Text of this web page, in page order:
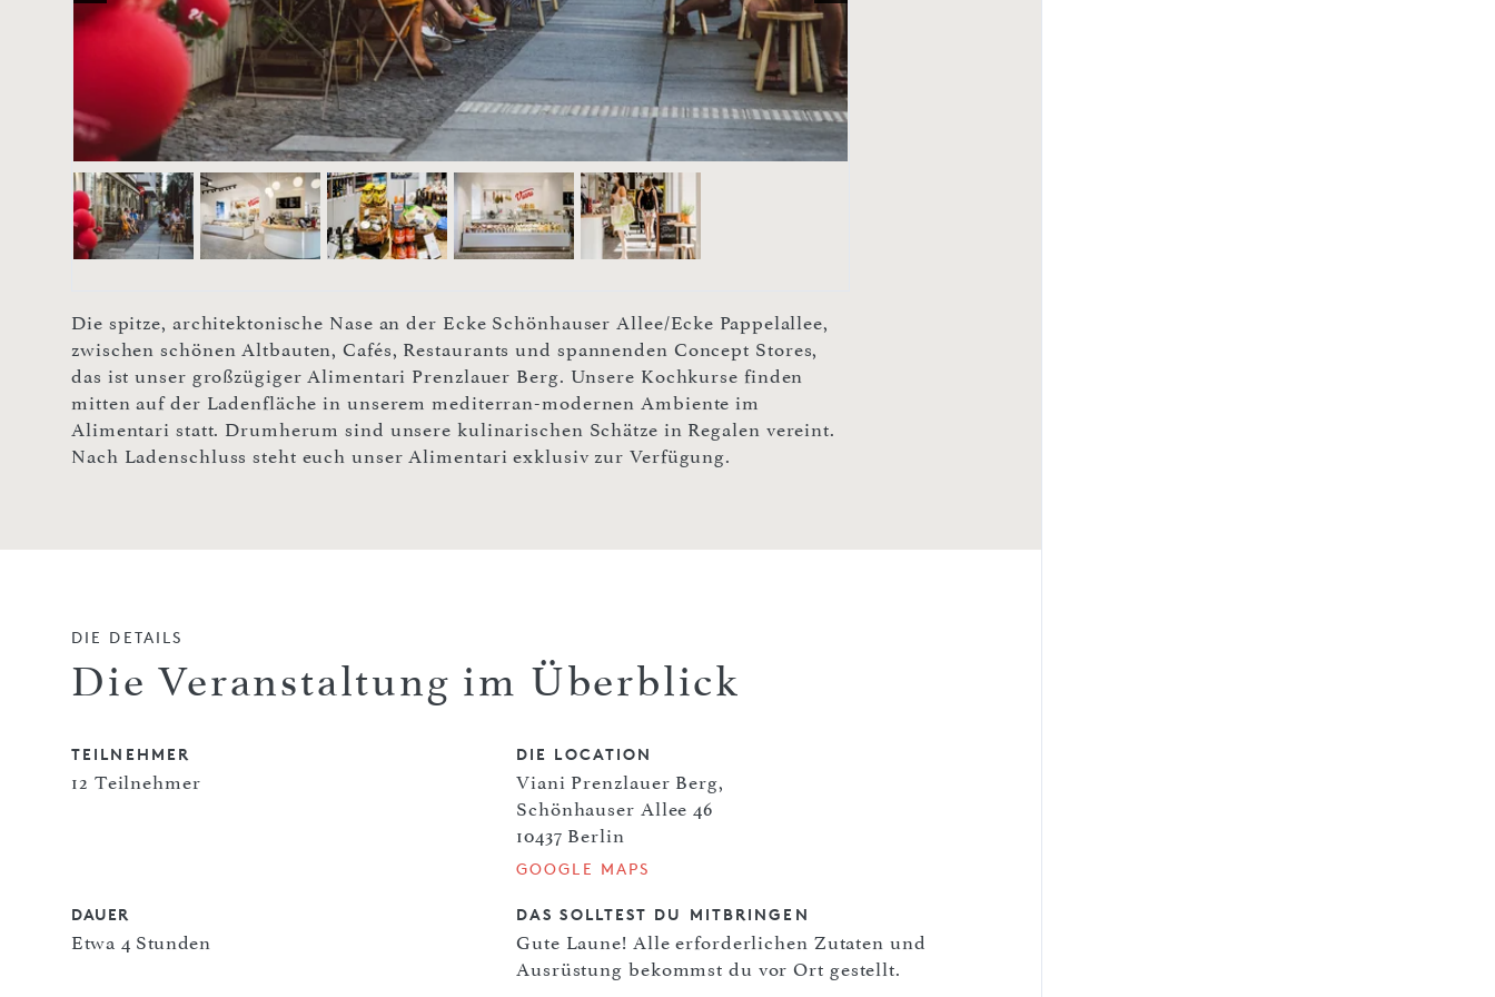
Die spitze, architektonische Nase an der Ecke Schönhauser Allee/Ecke Pappelallee,
zwischen schönen Altbauten, Cafés, Restaurants und spannenden Concept Stores,
das ist unser großzügiger Alimentari Prenzlauer Berg. Unsere Kochkurse finden
mitten auf der Ladenfläche in unserem mediterran-modernen Ambiente im
Alimentari statt. Drumherum sind unsere kulinarischen Schätze in Regalen vereint.
Nach Ladenschluss steht euch unser Alimentari exklusiv zur Verfügung.
DIE DETAILS
Die Veranstaltung im Überblick
TEILNEHMER
12 Teilnehmer
DIE LOCATION
Viani Prenzlauer Berg,
Schönhauser Allee 46
10437 Berlin
GOOGLE MAPS
DAUER
Etwa 4 Stunden
DAS SOLLTEST DU MITBRINGEN
Gute Laune! Alle erforderlichen Zutaten und
Ausrüstung bekommst du vor Ort gestellt.